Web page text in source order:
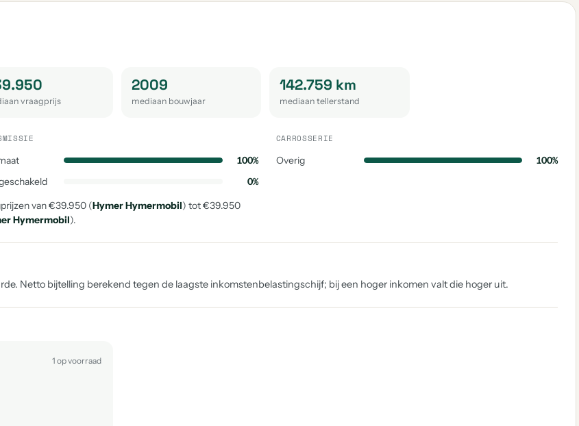
vraagprijs
2009
mediaan bouwjaar
142.759 km
mediaan tellerstand
100%
0%
van €39.950 (Hymer Hymermobil) tot €39.950
Hymermobil).
CARROSSERIE
Overig 100%
Netto bijtelling berekend tegen de laagste inkomstenbelastingschijf; bij een hoger inkomen valt die hoger uit.
1 op voorraad